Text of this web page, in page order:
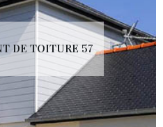
DE TOITURE 57